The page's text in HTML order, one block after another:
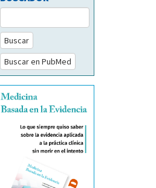
Buscar
Buscar en PubMed